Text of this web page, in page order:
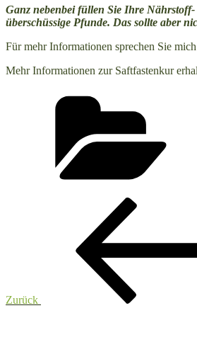
Ganz nebenbei füllen Sie Ihre
überschüssige Pfunde. Das sollte aber
Für mehr Informationen sprechen Sie
Mehr Informationen zur Saftfastenkur
Zurück